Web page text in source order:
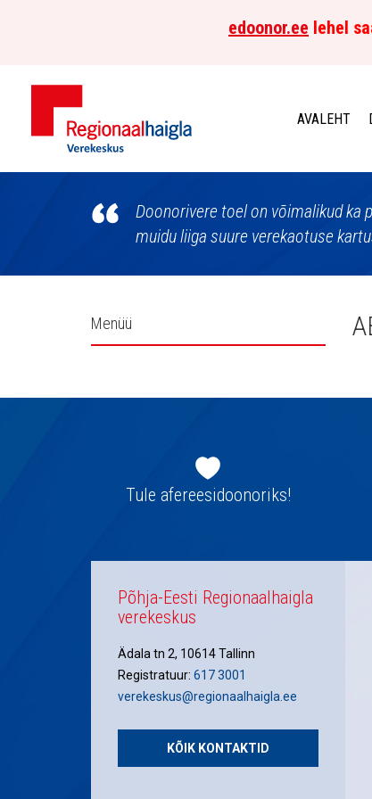
edoonor.ee lehel
Põhja-
AVALEHT
Doonorivere toel on võimalikud ka
muidu liiga suure verekaotuse
Külgpaani
Menüü
navigatsioonTule afereesidoonoriks!
Põhja-Eesti Regionaalhaigla
verekeskus
Ädala tn 2, 10614 Tallinn
Registratuur: 617 3001
verekeskus@regionaalhaigla.ee
KÕIK KONTAKTID